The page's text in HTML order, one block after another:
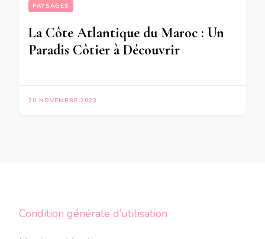
PAYSAGES
La Côte Atlantique du Maroc : Un
Paradis Côtier à Découvrir
20 NOVEMBRE 2023
Condition générale d’utilisation